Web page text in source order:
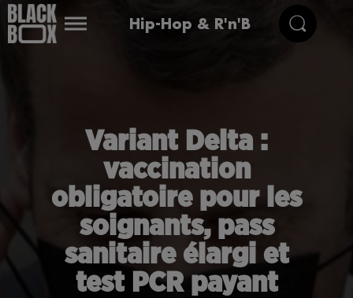
Hip-Hop & R'n'B
Variant Delta :
vaccination
obligatoire pour les
soignants, pass
sanitaire élargi et
test PCR payant